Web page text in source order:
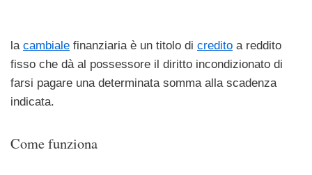
la cambiale finanziaria è un titolo di credito a reddito
fisso che dà al possessore il diritto incondizionato di
farsi pagare una determinata somma alla scadenza
indicata.
Come funziona